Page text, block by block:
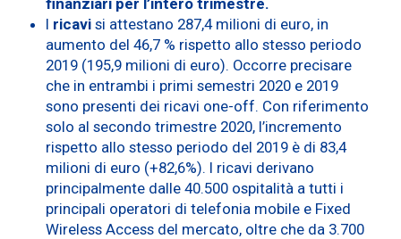
I ricavi si attestano 287,4 milioni di euro, in
aumento del 46,7 % rispetto allo stesso periodo
2019 (195,9 milioni di euro). Occorre precisare
che in entrambi i primi semestri 2020 e 2019
sono presenti dei ricavi one-off. Con riferimento
solo al secondo trimestre 2020, l’incremento
rispetto allo stesso periodo del 2019 è di 83,4
milioni di euro (+82,6%). I ricavi derivano
principalmente dalle 40.500 ospitalità a tutti i
principali operatori di telefonia mobile e Fixed
Wireless Access del mercato, oltre che da 3.700